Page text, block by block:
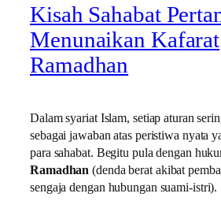
Kisah Sahabat
Menunaikan Kafarat
Ramadhan
Dalam syariat Islam, setiap aturan
sebagai jawaban atas peristiwa nyata
para sahabat. Begitu pula dengan
Ramadhan (denda berat akibat
sengaja dengan hubungan suami-istri).